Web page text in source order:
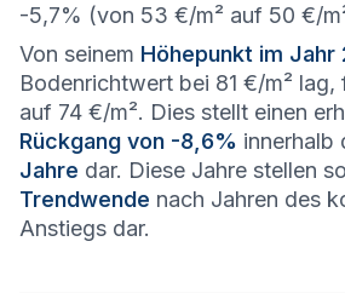
-5,7% (von 53 €/m² auf 50 €/
Von seinem Höhepunkt im Jahr
Bodenrichtwert bei 81 €/m²
auf 74 €/m². Dies stellt einen
Rückgang von -8,6% innerhalb
Jahre dar. Diese Jahre stellen
Trendwende nach Jahren des
Anstiegs dar.